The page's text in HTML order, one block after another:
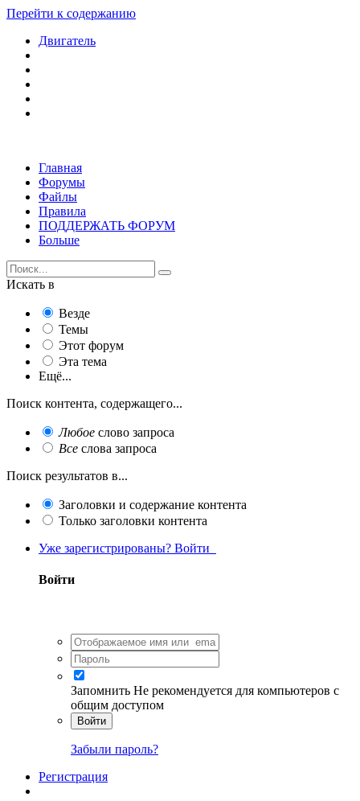
Перейти к содержанию
Двигатель
Главная
Форумы
Файлы
Правила
ПОДДЕРЖАТЬ ФОРУМ
Больше
Искать в
Везде
Темы
Этот форум
Эта тема
Ещё...
Поиск контента, содержащего...
Любое слово запроса
Все слова запроса
Поиск результатов в...
Заголовки и содержание контента
Только заголовки контента
Уже зарегистрированы? Войти
Войти
Запомнить Не рекомендуется для компьютеров с
общим доступом
Войти
Забыли пароль?
Регистрация